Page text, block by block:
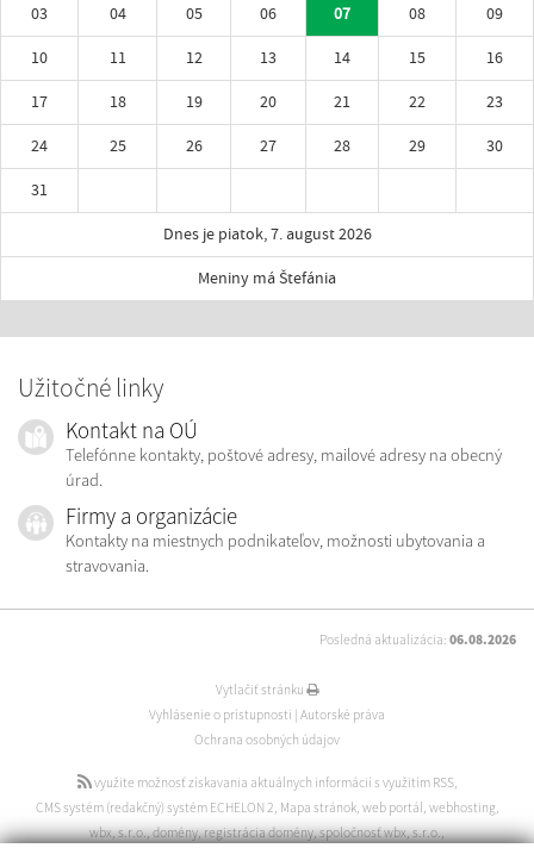
03
04 05 06 07 08
09
10
11 12 13 14 15
16
17
18 19 20 21 22
23
24
25 26 27 28 29
30
31
Dnes je piatok, 7. august 2026
Meniny má Štefánia
Užitočné linky
Kontakt na OÚ
Telefónne kontakty, poštové adresy, mailové adresy na obecný
úrad.
Firmy a organizácie
Kontakty na miestnych podnikateľov, možnosti ubytovania a
stravovania.
Posledná aktualizácia: 06.08.2026
Vytlačiť stránku
Vyhlásenie o prístupnosti | Autorské práva
Ochrana osobných údajov
využite možnosť získavania aktuálnych informácií s využitím RSS,
CMS systém (redakčný) systém ECHELON 2 Mapa stránok, web portál webhosting
wbx, s.r.o.,domény,registrácia domény,spoločnosť wbx, s.r.o.,